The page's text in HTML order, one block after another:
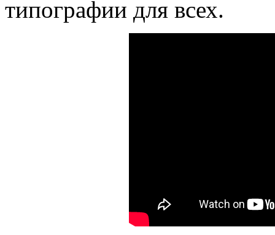
типографии для всех.